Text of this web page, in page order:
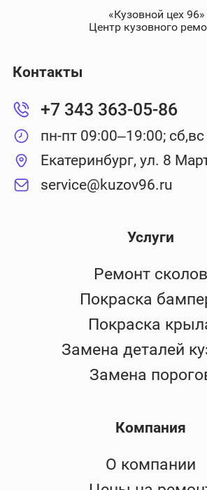
«Кузовной цех 96»
Центр кузовного
Услуги
Ремонт сколов
Покраска
Покраска
Замена деталей
Замена
Компания
О компании
Контакты
+7 343 363-05-86
пн-пт 09:00–19:00;
Екатеринбург, ул. 8
service@kuzov96.ru